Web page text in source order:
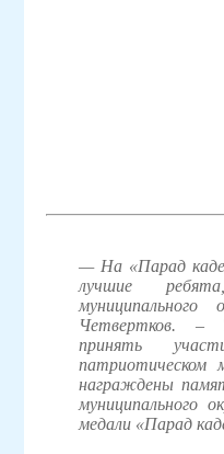
— На «Парад
лучшие
муниципального
Четвертков. –
принять
патриотическом
награждены
муниципального
медали «Парад